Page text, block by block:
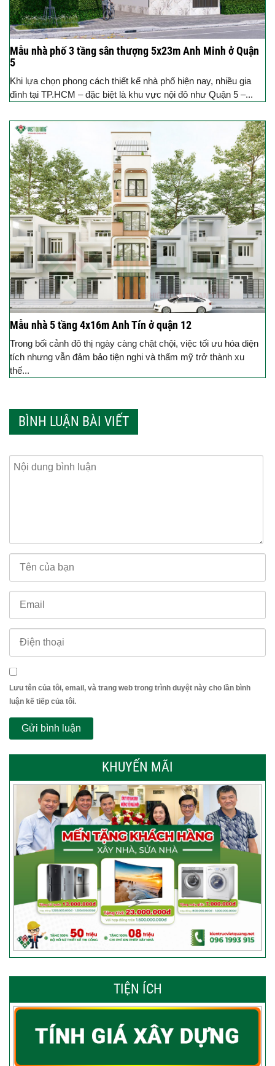
Mẫu nhà phố 3 tầng sân thượng 5x23m Anh Minh ở Quận
5
Khi lựa chọn phong cách thiết kế nhà phố hiện nay, nhiều gia
đình tại TP.HCM – đặc biệt là khu vực nội đô như Quận 5 –...
Mẫu nhà 5 tầng 4x16m Anh Tín ở quận 12
Trong bối cảnh đô thị ngày càng chật chội, việc tối ưu hóa diện
tích nhưng vẫn đảm bảo tiện nghi và thẩm mỹ trở thành xu
thế...
BÌNH LUẬN BÀI VIẾT
Lưu tên của tôi, email, và trang web trong trình duyệt này cho lần bình
luận kế tiếp của tôi.
KHUYẾN MÃI
TIỆN ÍCH